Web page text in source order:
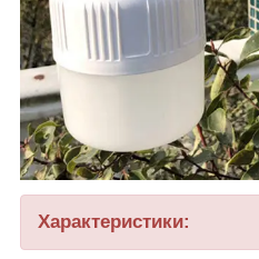
Характеристики: